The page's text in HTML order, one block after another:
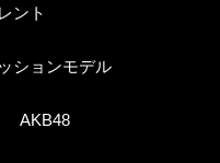
ント
ションモデル
AKB48